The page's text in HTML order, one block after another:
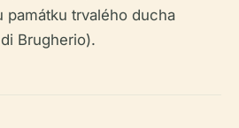
památku trvalého ducha
Brugherio).